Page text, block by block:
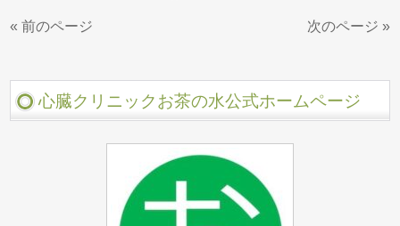
« 前のページ 次のページ »
心臓クリニックお茶の水公式ホームページ